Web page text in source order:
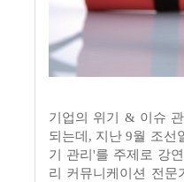
기업의 위기 & 이슈
되는데 , 지난 9월 조선
기 관리'를 주제로 강
리 커뮤니케이션 전문